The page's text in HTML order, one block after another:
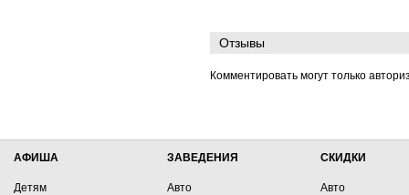
Отзывы
Комментировать могут только
АФИША
Детям
ЗАВЕДЕНИЯ
Авто
СКИДКИ
Авто